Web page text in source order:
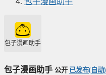
包子漫画助手
包子漫画助手 公开 已发布(自动)